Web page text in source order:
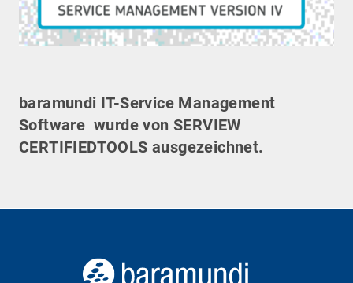
baramundi IT-Service Management
Software wurde von SERVIEW
CERTIFIEDTOOLS ausgezeichnet.